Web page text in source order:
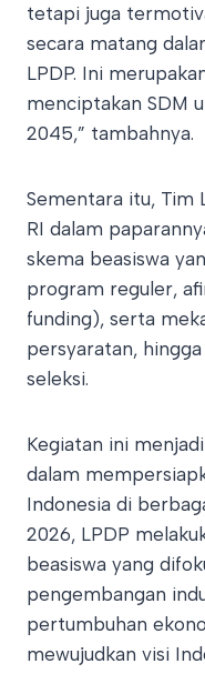
tetapi juga
secara matang
LPDP. Ini
menciptakan SDM
2045,” tambahnya.
Sementara itu, Tim
RI dalam
skema beasiswa
program reguler,
funding), serta
persyaratan,
seleksi.
Kegiatan ini
dalam
Indonesia di
2026, LPDP
beasiswa yang
pengembangan
pertumbuhan
mewujudkan visi